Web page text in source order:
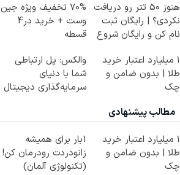
هنوز 50 تتر رو دریافت
نکردی؟ | رایگان ثبت
نام کن و رایگان شروع
70% تخفیف ویژه جین
وست + خرید در4
قسطه
۱ میلیارد اعتبار خرید
طلا | بدون ضامن و
چک
والکس: پل ارتباطی
شما با دنیای
سرمایه‌گذاری دیجیتال
مطالب پیشنهادی
۱ میلیارد اعتبار خرید
طلا | بدون ضامن و
چک
1بار برای همیشه
زانودردت رودرمان کن!
(تکنولوژی آلمان)